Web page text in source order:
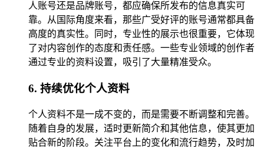
人账号还是品牌账号，都应确保所发布的信息真实可
靠。从国际角度来看，那些广受好评的账号通常都具备
高度的真实性。同时，专业性的展示也很重要，它体现
了对内容创作的态度和责任感。一些专业领域的创作者
通过专业的资料设置，吸引了大量精准受众。
6. 持续优化个人资料
个人资料不是一成不变的，而是需要不断调整和完善。
随着自身的发展，适时更新简介和其他信息，使其更加
贴合新的阶段。关注平台上的变化和流行趋势，及时加